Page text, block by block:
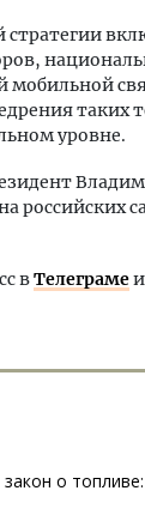
стратегии
мобильной
таких
уровне.
российских
вТелеграме
о